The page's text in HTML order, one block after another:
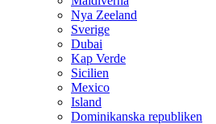
Nya Zeeland
Sverige
Dubai
Kap Verde
Sicilien
Mexico
Island
Dominikanska republiken